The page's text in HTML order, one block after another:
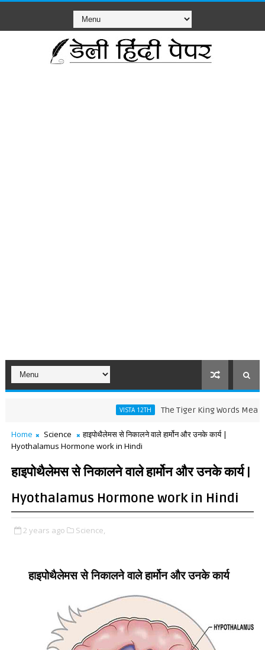
VISTA 12TH The Tiger King Words Meaning
Home Science
हाइपोथैलेमस से निकालने वाले हार्मोन और उनके कार्य |
Hyothalamus Hormone work in Hindi
हाइपोथैलेमस से निकालने वाले हार्मोन और उनके कार्य |
Hyothalamus Hormone work in Hindi
2 years ago Science,
हाइपोथैलेमस से निकालने वाले हार्मोन और उनके कार्य